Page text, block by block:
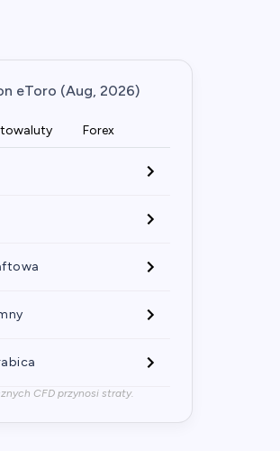
eToro (Aug, 2026)
Forex
CFD przynosi straty.